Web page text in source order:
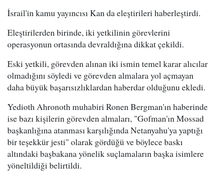
İsrail'in kamu yayıncısı Kan da eleştirileri haberleştirdi.
Eleştirilerden birinde, iki yetkilinin görevlerini
operasyonun ortasında devraldığına dikkat çekildi.
Eski yetkili, görevden alınan iki ismin temel karar alıcılar
olmadığını söyledi ve görevden almalara yol açmayan
daha büyük başarısızlıklardan haberdar olduğunu ekledi.
Yedioth Ahronoth muhabiri Ronen Bergman'ın haberinde
ise bazı kişilerin görevden almaları, "Gofman'ın Mossad
başkanlığına atanması karşılığında Netanyahu'ya yaptığı
bir teşekkür jesti" olarak gördüğü ve böylece baskı
altındaki başbakana yönelik suçlamaların başka isimlere
yöneltildiği belirtildi.